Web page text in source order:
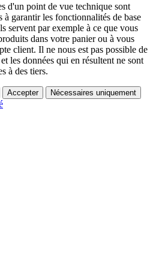
d'un point de vue technique sont
à garantir les fonctionnalités de base
servent par exemple à ce que vous
dans votre panier ou à vous
client. Il ne nous est pas possible de
les données qui en résultent ne sont
à des tiers.
Accepter Nécessaires uniquement